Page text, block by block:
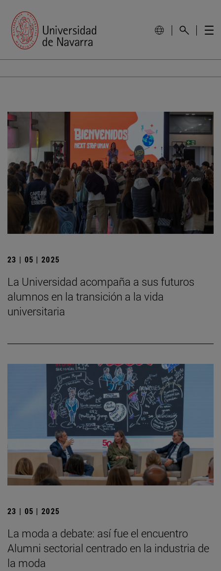
23 | 05 | 2025
La Universidad acompaña a sus futuros
alumnos en la transición a la vida
universitaria
23 | 05 | 2025
La moda a debate: así fue el encuentro
Alumni sectorial centrado en la industria de
la moda